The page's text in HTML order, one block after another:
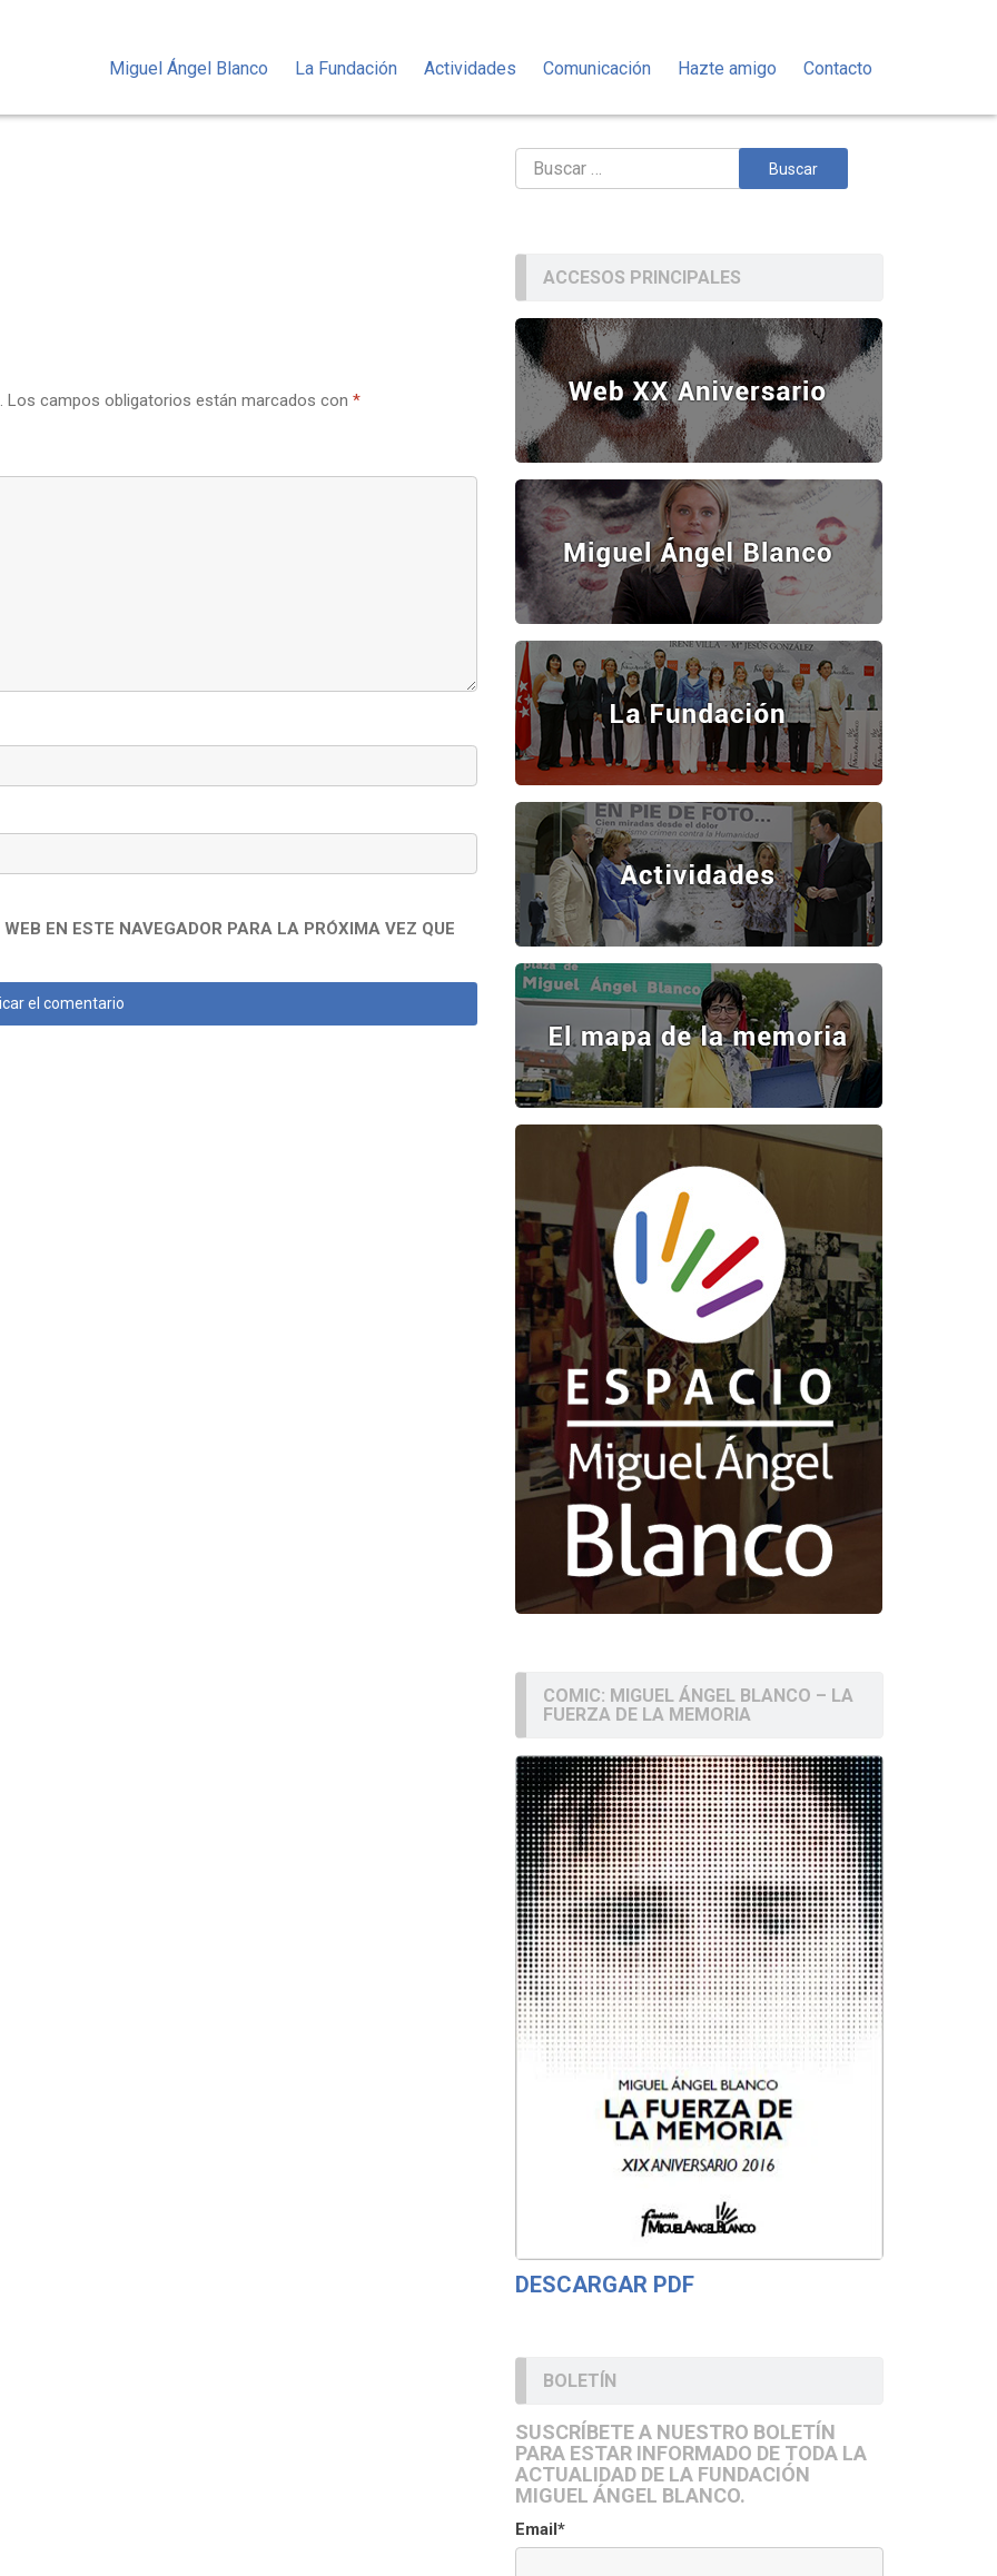
Miguel Ángel Blanco La Fundación Actividades Comunicación Hazte amigo Contacto
Los campos obligatorios están marcados con *
EN ESTE NAVEGADOR PARA LA PRÓXIMA VEZ QUE
Buscar:
ACCESOS PRINCIPALES
COMIC: MIGUEL ÁNGEL BLANCO – LA
FUERZA DE LA MEMORIA
DESCARGAR PDF
BOLETÍN
SUSCRÍBETE A NUESTRO BOLETÍN
PARA ESTAR INFORMADO DE TODA LA
ACTUALIDAD DE LA FUNDACIÓN
MIGUEL ÁNGEL BLANCO.
Email*